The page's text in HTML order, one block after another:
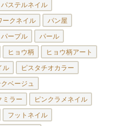
パステルネイル
ークネイル パン屋
パープル パール
ヒョウ柄 ヒョウ柄アート
ル ピスタチオカラー
ベージュ
ミラー ピンクラメネイル
フットネイル